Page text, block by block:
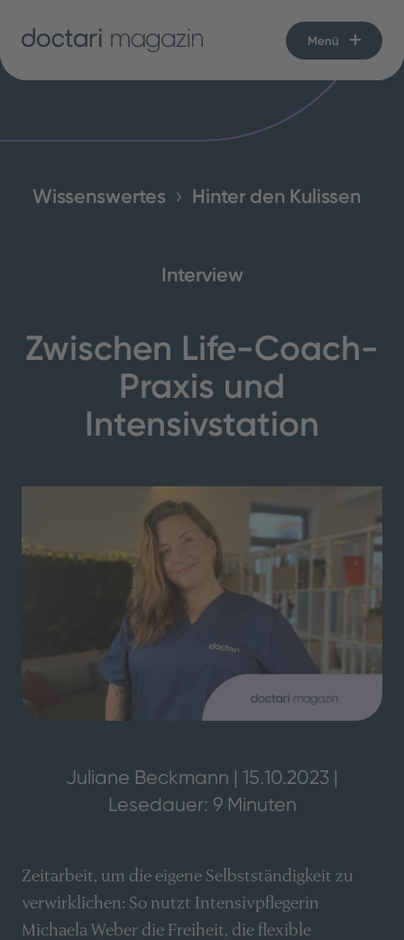
Menü
Wissenswertes Hinter den Kulissen
Interview
Zwischen Life-Coach-
Praxis und
Intensivstation
Juliane Beckmann | 15.10.2023 |
Lesedauer: 9 Minuten
Zeitarbeit, um die eigene Selbstständigkeit zu
verwirklichen: So nutzt Intensivpflegerin
Michaela Weber die Freiheit, die flexible